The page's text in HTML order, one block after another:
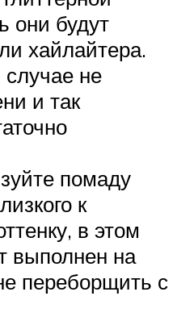
они будут
хайлайтера.
не
и так
помаду
к
в этом
выполнен на
переборщить с